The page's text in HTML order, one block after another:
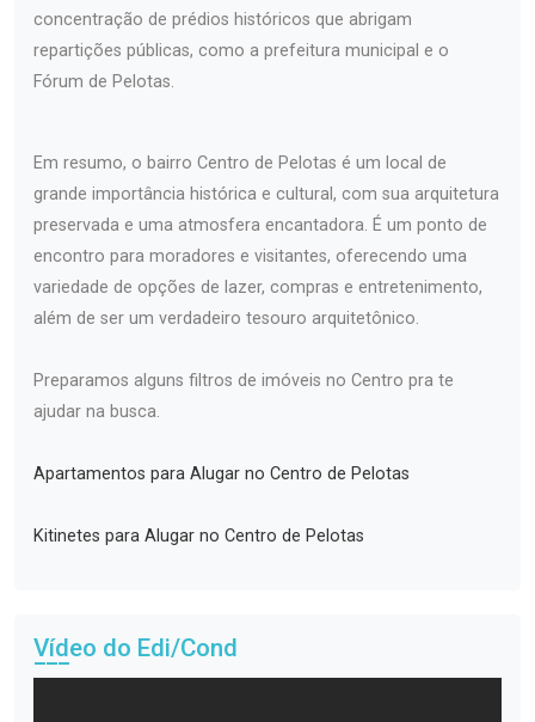
concentração de prédios históricos que abrigam
repartições públicas, como a prefeitura municipal e o
Fórum de Pelotas.
Em resumo, o bairro Centro de Pelotas é um local de
grande importância histórica e cultural, com sua arquitetura
preservada e uma atmosfera encantadora. É um ponto de
encontro para moradores e visitantes, oferecendo uma
variedade de opções de lazer, compras e entretenimento,
além de ser um verdadeiro tesouro arquitetônico.
Preparamos alguns filtros de imóveis no Centro pra te
ajudar na busca.
Apartamentos para Alugar no Centro de Pelotas
Kitinetes para Alugar no Centro de Pelotas
Vídeo do Edi/Cond